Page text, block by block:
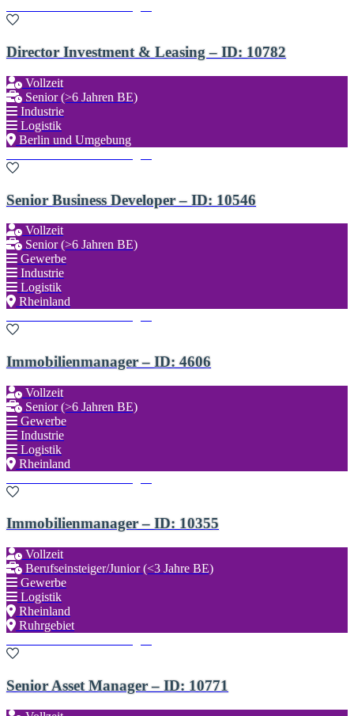
Director Investment & Leasing – ID: 10782
Vollzeit
Senior (>6 Jahren BE)
Industrie
Logistik
Berlin und Umgebung
Senior Business Developer – ID: 10546
Vollzeit
Senior (>6 Jahren BE)
Gewerbe
Industrie
Logistik
Rheinland
Immobilienmanager – ID: 4606
Vollzeit
Senior (>6 Jahren BE)
Gewerbe
Industrie
Logistik
Rheinland
Immobilienmanager – ID: 10355
Vollzeit
Berufseinsteiger/Junior (<3 Jahre BE)
Gewerbe
Logistik
Rheinland
Ruhrgebiet
Senior Asset Manager – ID: 10771